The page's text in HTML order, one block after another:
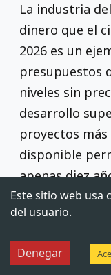
La industria
dinero que el
2026 es un
presupuestos
niveles sin
desarrollo
proyectos
disponible
apenas diez
imaginar.
Este sitio web usa
del usuario.
Denegar